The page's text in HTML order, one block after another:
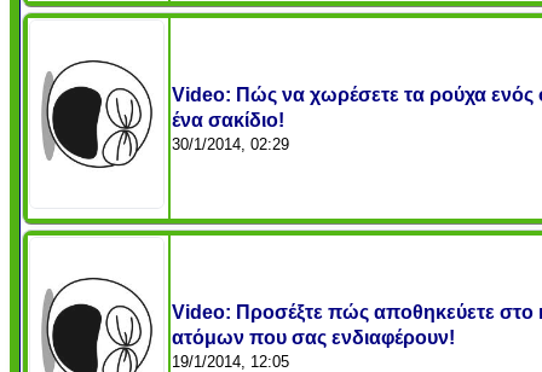
Video: Πώς να χωρέσετε τα ρούχα
ένα σακίδιο!
30/1/2014, 02:29
Video: Προσέξτε πώς αποθηκεύετε στο
ατόμων που σας ενδιαφέρουν!
19/1/2014, 12:05